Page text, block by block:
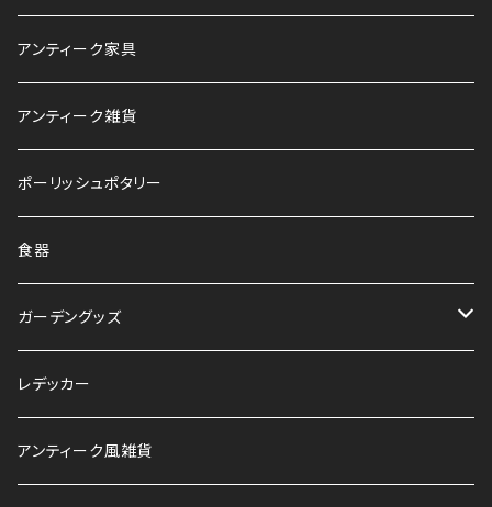
アンティーク家具
アンティーク雑貨
ポーリッシュポタリー
食器
ガーデングッズ
鉢
HAWS
レデッカー
アンティーク風雑貨